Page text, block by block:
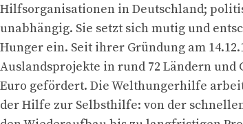
Hilfsorganisationen in Deutschland;
unabhängig. Sie setzt sich mutig und
Hunger ein. Seit ihrer Gründung am
Auslandsprojekte in rund 72 Ländern
Euro gefördert. Die Welthungerhilfe
der Hilfe zur Selbsthilfe: von der